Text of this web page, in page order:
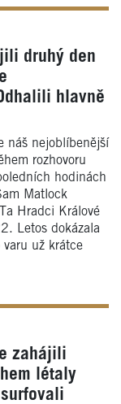
druhý den
hlavně
náš nejoblíbenější
rozhovoru
hodinách
Matlock
Hradci Králové
Letos dokázala
už krátce
zahájili
létaly